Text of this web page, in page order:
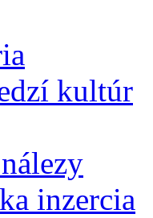
kultúr
inzercia